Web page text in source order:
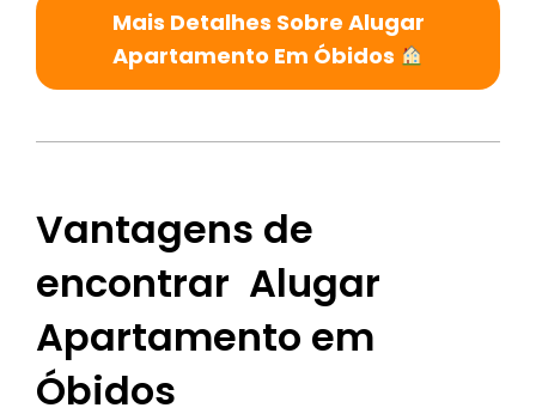
Mais Detalhes Sobre Alugar
Apartamento Em Óbidos
Vantagens de
encontrar Alugar
Apartamento em
Óbidos